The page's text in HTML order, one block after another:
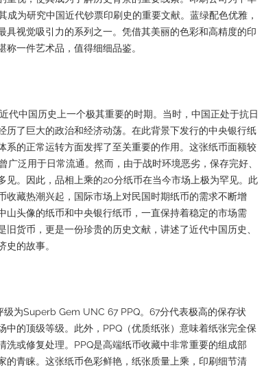
成为研究中国近代钞票印刷史的重要文献。蓝绿配色优雅，
具视觉吸引力的系列之一。凭借其美丽的色彩和高精度的印
称一件艺术品，值得细细品鉴。
代中国历史上一个极其重要的时期。当时，中国正处于抗日
历了巨大的政治和经济动荡。在此背景下发行的中央银行纸
系的正常运转方面发挥了至关重要的作用。这张纸币面额较
广泛用于日常流通。然而，由于战时环境恶劣，保存完好、
见。因此，品相上乘的20分纸币在当今市场上极为罕见。此
收藏热潮兴起，国际市场上对民国时期纸币的需求不断增
山头像的纸币和中央银行纸币，一直保持着稳定的市场需
旧货币，更是一份珍贵的历史文献，讲述了近代中国历史、
史的故事。
级为Superb Gem UNC 67 PPQ。67分代表极高的保存状
中的顶级等级。此外，PPQ（优质纸张）意味着纸张完全保
洗或修复处理。PPQ是高端纸币收藏中非常重要的组成部
的青睐。这张纸币色彩鲜艳，纸张质量上乘，印刷细节清